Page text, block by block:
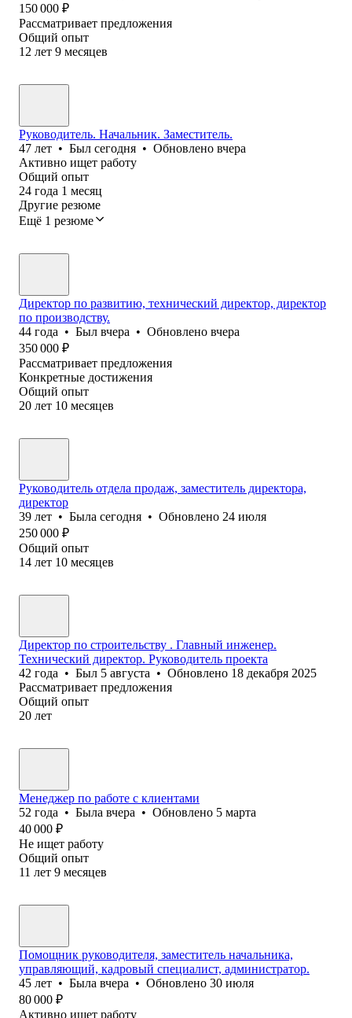
150 000 ₽
Рассматривает предложения
Общий опыт
12 лет 9 месяцев
Руководитель. Начальник. Заместитель.
47 лет • Был сегодня • Обновлено вчера
Активно ищет работу
Общий опыт
24 года 1 месяц
Другие резюме
Ещё 1 резюме
Директор по развитию, технический директор, директор
по производству.
44 года • Был вчера • Обновлено вчера
350 000 ₽
Рассматривает предложения
Конкретные достижения
Общий опыт
20 лет 10 месяцев
Руководитель отдела продаж, заместитель директора,
директор
39 лет • Была сегодня • Обновлено 24 июля
250 000 ₽
Общий опыт
14 лет 10 месяцев
Директор по строительству . Главный инженер.
Технический директор. Руководитель проекта
42 года • Был 5 августа • Обновлено 18 декабря 2025
Рассматривает предложения
Общий опыт
20 лет
Менеджер по работе с клиентами
52 года • Была вчера • Обновлено 5 марта
40 000 ₽
Не ищет работу
Общий опыт
11 лет 9 месяцев
Помощник руководителя, заместитель начальника,
управляющий, кадровый специалист, администратор.
45 лет • Была вчера • Обновлено 30 июля
80 000 ₽
Активно ищет работу